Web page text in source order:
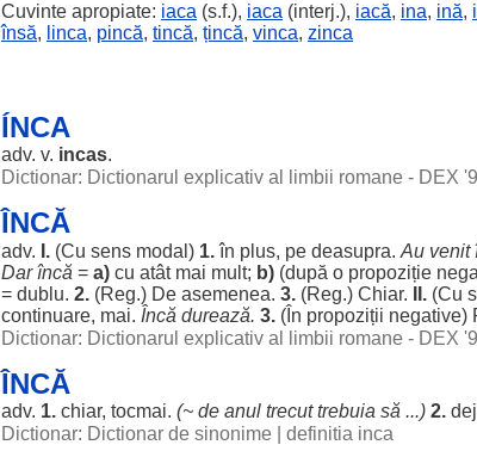
Cuvinte apropiate: iaca (s.f.), iaca (interj.), iacă, ina, ină,
însă, linca, pincă, tincă, țincă, vinca, zinca
ÍNCA
adv. v. incas.
Dictionar: Dictionarul explicativ al limbii romane - DEX
ÎNCĂ
adv. I. (Cu sens modal ) 1.în plus, pe deasupra. Au venit
Darîncă = a) cu atâtmai mult; b) (după o propoziție
= dublu. 2. (Reg.) De asemenea. 3. (Reg.) Chiar. II. (Cu
continuare, mai. Încă durează. 3. (În propoziții negative)
Dictionar: Dictionarul explicativ al limbii romane - DEX
ÎNCĂ
adv. 1. chiar, tocmai. (~ de anul trecut trebuia să ...) 2.
Dictionar: Dictionar de sinonime
definitia inca